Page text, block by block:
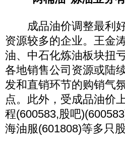
成品油价调整最利好
资源较多的企业。王金
油、中石化炼油板块扭
各地销售公司资源或陆
发和直销环节的购销气
点。此外，受成品油价
程(600583,股吧
海油服(601808)等多只股